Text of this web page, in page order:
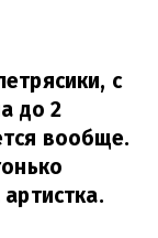
с
до 2
вообще.